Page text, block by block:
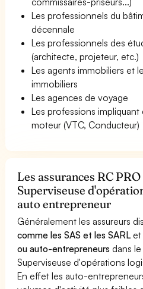
Les professionnels du
décennale
Les professionnels des
(architecte, projeteur, etc.)
Les agents immobiliers et
immobiliers
Les agences de voyage
Les professions
moteur (VTC, Conducteur)
Les assurances RC
Superviseuse
auto entrepreneur
Généralement les assureurs
comme les SAS et les SARL
ou auto-entrepreneurs dans
Superviseuse d'opérations
En effet les auto-